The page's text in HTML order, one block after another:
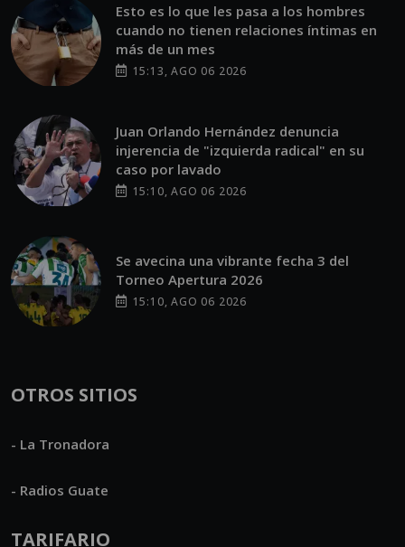
Esto es lo que les pasa a los hombres
cuando no tienen relaciones íntimas en
más de un mes
15:13, AGO 06 2026
Juan Orlando Hernández denuncia
injerencia de "izquierda radical" en su
caso por lavado
15:10, AGO 06 2026
Se avecina una vibrante fecha 3 del
Torneo Apertura 2026
15:10, AGO 06 2026
OTROS SITIOS
- La Tronadora
- Radios Guate
TARIFARIO